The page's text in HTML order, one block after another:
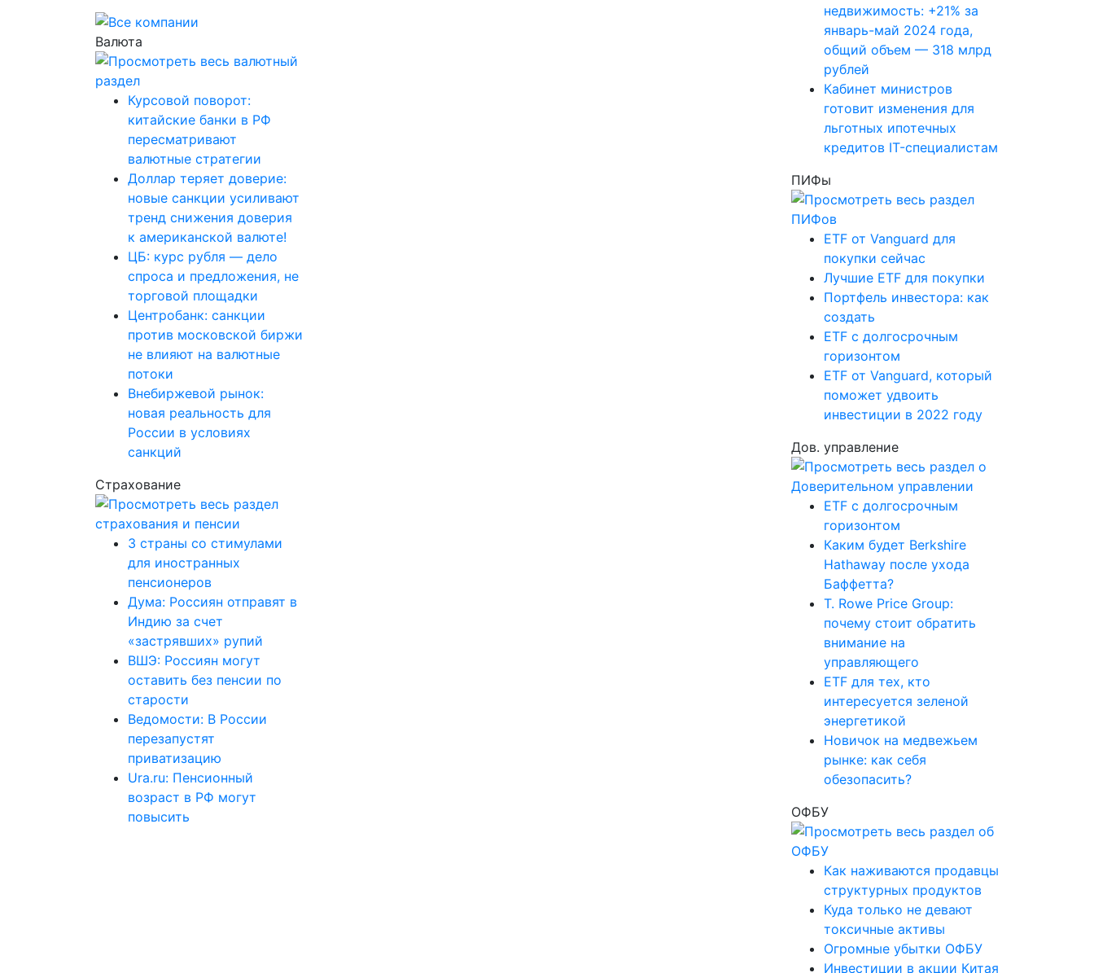
Валюта
Курсовой поворот:
китайские банки в РФ
пересматривают
валютные стратегии
Доллар теряет доверие:
новые санкции усиливают
тренд снижения доверия
к американской валюте!
ЦБ: курс рубля — дело
спроса и предложения, не
торговой площадки
Центробанк: санкции
против московской биржи
не влияют на валютные
потоки
Внебиржевой рынок:
новая реальность для
России в условиях
санкций
Страхование
3 страны со стимулами
для иностранных
пенсионеров
Дума: Россиян отправят в
Индию за счет
«застрявших» рупий
ВШЭ: Россиян могут
оставить без пенсии по
старости
Ведомости: В России
перезапустят
приватизацию
Ura.ru: Пенсионный
возраст в РФ могут
повысить
недвижимость: +21% за
январь-май 2024 года,
общий объем — 318 млрд
рублей
Кабинет министров
готовит изменения для
льготных ипотечных
кредитов IT-специалистам
ПИФы
ETF от Vanguard для
покупки сейчас
Лучшие ETF для покупки
Портфель инвестора: как
создать
ETF с долгосрочным
горизонтом
ETF от Vanguard, который
поможет удвоить
инвестиции в 2022 году
Дов. управление
ETF с долгосрочным
горизонтом
Каким будет Berkshire
Hathaway после ухода
Баффетта?
T. Rowe Price Group:
почему стоит обратить
внимание на
управляющего
ETF для тех, кто
интересуется зеленой
энергетикой
Новичок на медвежьем
рынке: как себя
обезопасить?
ОФБУ
Как наживаются продавцы
структурных продуктов
Куда только не девают
токсичные активы
Огромные убытки ОФБУ
Инвестиции в акции Китая